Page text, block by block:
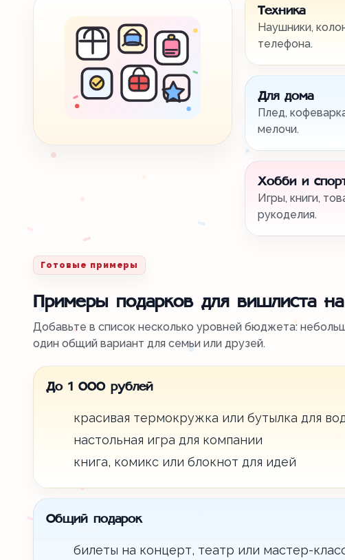
Техника
Наушники,
телефона.
Для дома
Плед,
мелочи.
Хобби и
Игры, книги,
рукоделия.
Готовые примеры
Примеры подарков для вишлиста
Добавьте в список несколько уровней бюджета:
один общий вариант для семьи или друзей.
До 1 000 рублей
красивая термокружка или бутылка для
настольная игра для компании
книга, комикс или блокнот для идей
Общий подарок
билеты на концерт, театр или мастер-